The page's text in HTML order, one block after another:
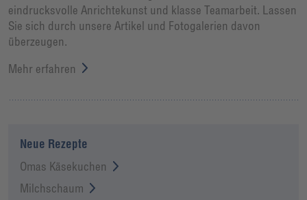
eindrucksvolle Anrichtekunst und klasse Teamarbeit. Lassen
Sie sich durch unsere Artikel und Fotogalerien davon
überzeugen.
Mehr erfahren
Neue Rezepte
Omas Käsekuchen
Milchschaum